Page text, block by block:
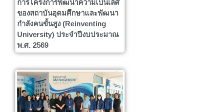
การโครงการพัฒนาความเป็นเลิศ
ของสถาบันอุดมศึกษาและพัฒนา
กำลังคนขั้นสูง (Reinventing
University) ประจำปีงบประมาณ
พ.ศ. 2569